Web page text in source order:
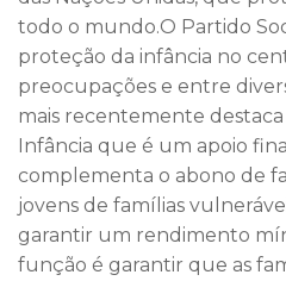
todo o mundo.O Partido
proteção da infância no
preocupações e entre
mais recentemente destaca
Infância que é um apoio
complementa o abono de
jovens de famílias
garantir um rendimento
função é garantir que as